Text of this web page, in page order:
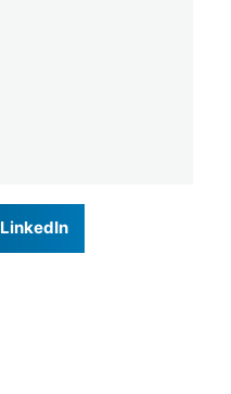
LinkedIn